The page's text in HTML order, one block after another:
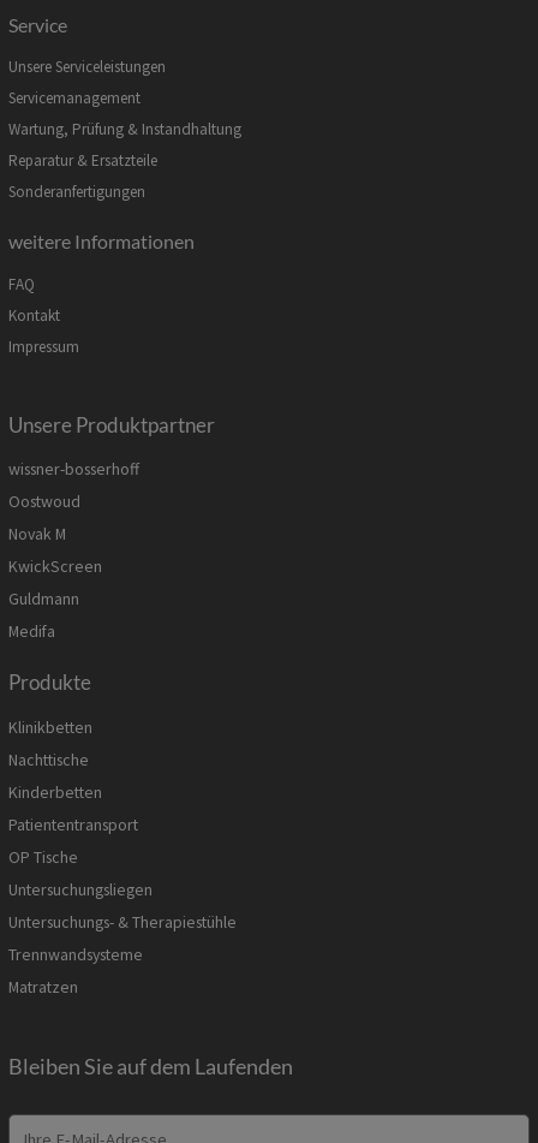
Service
Unsere Serviceleistungen
Servicemanagement
Wartung, Prüfung & Instandhaltung
Reparatur & Ersatzteile
Sonderanfertigungen
weitere Informationen
FAQ
Kontakt
Impressum
Unsere Produktpartner
wissner-bosserhoff
Oostwoud
Novak M
KwickScreen
Guldmann
Medifa
Produkte
Klinikbetten
Nachttische
Kinderbetten
Patiententransport
OP Tische
Untersuchungsliegen
Untersuchungs- & Therapiestühle
Trennwandsysteme
Matratzen
Bleiben Sie auf dem Laufenden